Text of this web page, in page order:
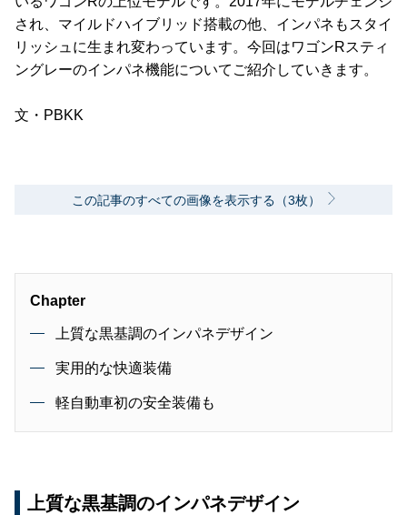
され、マイルドハイブリッド搭載の他、インパネもスタイ
リッシュに生まれ変わっています。今回はワゴンRスティ
ングレーのインパネ機能についてご紹介していきます。
文・PBKK
この記事のすべての画像を表示する（3枚）
Chapter
上質な黒基調のインパネデザイン
実用的な快適装備
軽自動車初の安全装備も
上質な黒基調のインパネデザイン